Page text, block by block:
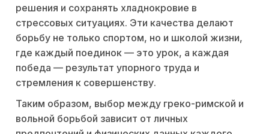
решения и сохранять хладнокровие в
стрессовых ситуациях. Эти качества делают
борьбу не только спортом, но и школой жизни,
где каждый поединок — это урок, а каждая
победа — результат упорного труда и
стремления к совершенству.
Таким образом, выбор между греко-римской и
вольной борьбой зависит от личных